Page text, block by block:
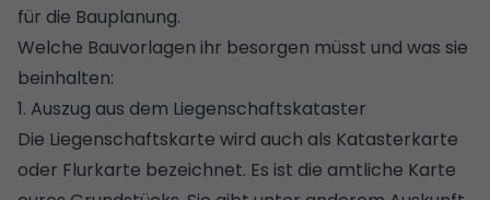
für die Bauplanung.
Welche Bauvorlagen ihr besorgen müsst und was sie
beinhalten:
1. Auszug aus dem Liegenschaftskataster
Die Liegenschaftskarte wird auch als Katasterkarte
oder Flurkarte bezeichnet. Es ist die amtliche Karte